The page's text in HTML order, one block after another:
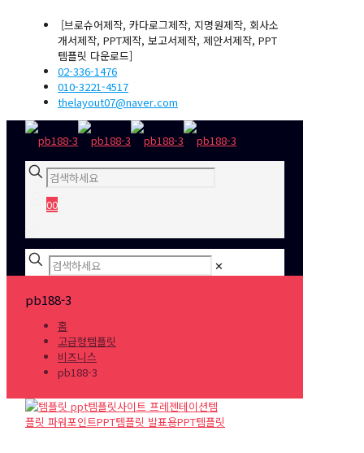
[브로슈어제작, 카다로그제작, 지명원제작, 회사소
개서제작, PPT제작, 보고서제작, 제안서제작, PPT
템플릿 다운로드]
02-336-1476
010-3221-4517
thelayout07@naver.com
00
✕
pb188-3
홈
고급형템플릿
비즈니스
pb188-3